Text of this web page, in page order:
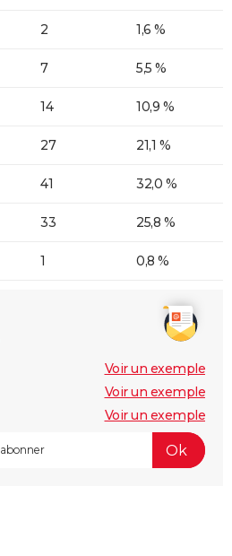
2 1,6 %
7 5,5 %
14 10,9 %
27 21,1 %
41 32,0 %
33 25,8 %
1 0,8 %
Voir un exemple
Voir un exemple
Voir un exemple